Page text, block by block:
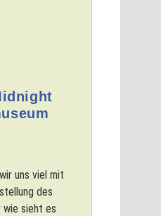
uns viel mit
des
wie sieht es